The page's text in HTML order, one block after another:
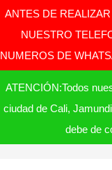
ANTES DE
NUESTRO
NUMEROS DE
ATENCIÓN:Todos
ciudad de Cali,
debe de